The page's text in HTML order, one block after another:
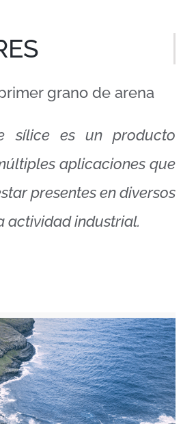
grano de arena
sílice es un producto
aplicaciones que
presentes en diversos
actividad industrial.